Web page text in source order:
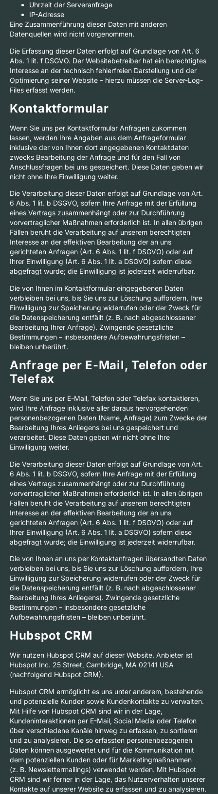
Uhrzeit der Serveranfrage
IP-Adresse
Eine Zusammenführung dieser Daten mit anderen
Datenquellen wird nicht vorgenommen.
Die Erfassung dieser Daten erfolgt auf Grundlage von Art. 6
Abs. 1 lit. f DSGVO. Der Websitebetreiber hat ein berechtigtes
Interesse an der technisch fehlerfreien Darstellung und der
Optimierung seiner Website – hierzu müssen die Server-Log-
Files erfasst werden.
Kontaktformular
Wenn Sie uns per Kontaktformular Anfragen zukommen
lassen, werden Ihre Angaben aus dem Anfrageformular
inklusive der von Ihnen dort angegebenen Kontaktdaten
zwecks Bearbeitung der Anfrage und für den Fall von
Anschlussfragen bei uns gespeichert. Diese Daten geben wir
nicht ohne Ihre Einwilligung weiter.
Die Verarbeitung dieser Daten erfolgt auf Grundlage von Art.
6 Abs. 1 lit. b DSGVO, sofern Ihre Anfrage mit der Erfüllung
eines Vertrags zusammenhängt oder zur Durchführung
vorvertraglicher Maßnahmen erforderlich ist. In allen übrigen
Fällen beruht die Verarbeitung auf unserem berechtigten
Interesse an der effektiven Bearbeitung der an uns
gerichteten Anfragen (Art. 6 Abs. 1 lit. f DSGVO) oder auf
Ihrer Einwilligung (Art. 6 Abs. 1 lit. a DSGVO) sofern diese
abgefragt wurde; die Einwilligung ist jederzeit widerrufbar.
Die von Ihnen im Kontaktformular eingegebenen Daten
verbleiben bei uns, bis Sie uns zur Löschung auffordern, Ihre
Einwilligung zur Speicherung widerrufen oder der Zweck für
die Datenspeicherung entfällt (z. B. nach abgeschlossener
Bearbeitung Ihrer Anfrage). Zwingende gesetzliche
Bestimmungen – insbesondere Aufbewahrungsfristen –
bleiben unberührt.
Anfrage per E-Mail, Telefon oder
Telefax
Wenn Sie uns per E-Mail, Telefon oder Telefax kontaktieren,
wird Ihre Anfrage inklusive aller daraus hervorgehenden
personenbezogenen Daten (Name, Anfrage) zum Zwecke der
Bearbeitung Ihres Anliegens bei uns gespeichert und
verarbeitet. Diese Daten geben wir nicht ohne Ihre
Einwilligung weiter.
Die Verarbeitung dieser Daten erfolgt auf Grundlage von Art.
6 Abs. 1 lit. b DSGVO, sofern Ihre Anfrage mit der Erfüllung
eines Vertrags zusammenhängt oder zur Durchführung
vorvertraglicher Maßnahmen erforderlich ist. In allen übrigen
Fällen beruht die Verarbeitung auf unserem berechtigten
Interesse an der effektiven Bearbeitung der an uns
gerichteten Anfragen (Art. 6 Abs. 1 lit. f DSGVO) oder auf
Ihrer Einwilligung (Art. 6 Abs. 1 lit. a DSGVO) sofern diese
abgefragt wurde; die Einwilligung ist jederzeit widerrufbar.
Die von Ihnen an uns per Kontaktanfragen übersandten Daten
verbleiben bei uns, bis Sie uns zur Löschung auffordern, Ihre
Einwilligung zur Speicherung widerrufen oder der Zweck für
die Datenspeicherung entfällt (z. B. nach abgeschlossener
Bearbeitung Ihres Anliegens). Zwingende gesetzliche
Bestimmungen – insbesondere gesetzliche
Aufbewahrungsfristen – bleiben unberührt.
Hubspot CRM
Wir nutzen Hubspot CRM auf dieser Website. Anbieter ist
Hubspot Inc. 25 Street, Cambridge, MA 02141 USA
(nachfolgend Hubspot CRM).
Hubspot CRM ermöglicht es uns unter anderem, bestehende
und potenzielle Kunden sowie Kundenkontakte zu verwalten.
Mit Hilfe von Hubspot CRM sind wir in der Lage,
Kundeninteraktionen per E-Mail, Social Media oder Telefon
über verschiedene Kanäle hinweg zu erfassen, zu sortieren
und zu analysieren. Die so erfassten personenbezogenen
Daten können ausgewertet und für die Kommunikation mit
dem potenziellen Kunden oder für Marketingmaßnahmen
(z. B. Newslettermailings) verwendet werden. Mit Hubspot
CRM sind wir ferner in der Lage, das Nutzerverhalten unserer
Kontakte auf unserer Website zu erfassen und zu analysieren.